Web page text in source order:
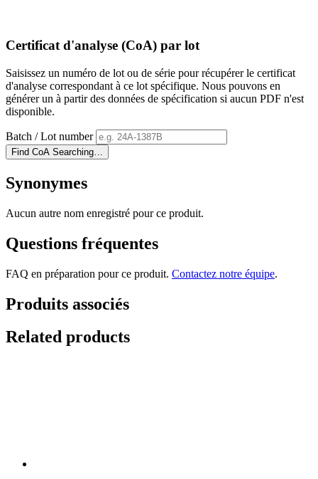
Certificat d'analyse (CoA) par lot
Saisissez un numéro de lot ou de série pour récupérer le certificat
d'analyse correspondant à ce lot spécifique. Nous pouvons en
générer un à partir des données de spécification si aucun PDF n'est
disponible.
Batch / Lot number
Find CoA Searching…
Synonymes
Aucun autre nom enregistré pour ce produit.
Questions fréquentes
FAQ en préparation pour ce produit. Contactez notre équipe.
Produits associés
Related products